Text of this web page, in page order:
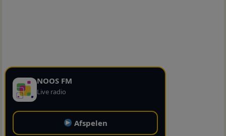
NOOS FM
Live radio
Afspelen